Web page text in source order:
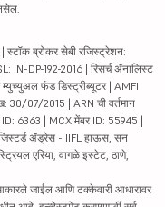
ब्रोकर सेबी रजिस्ट्रेशन:
IN-DP-192-2016 | रिसर्च ॲनालिस्ट
फंड डिस्ट्रीब्यूटर | AMFI
30/07/2015 | ARN ची वर्तमान
6363 | MCX मेंबर ID: 55945 |
ॲड्रेस - IIFL हाऊस, सन
एरिया, वागळे इस्टेट, ठाणे,
जाईल आणि टक्केवारी आधारावर